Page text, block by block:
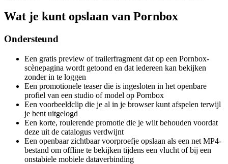
Wat je kunt opslaan van Pornbox
Ondersteund
Een gratis preview of trailerfragment dat op een Pornbox-
scènepagina wordt getoond en dat iedereen kan bekijken
zonder in te loggen
Een promotionele teaser die is ingesloten in het openbare
profiel van een studio of model op Pornbox
Een voorbeeldclip die je al in je browser kunt afspelen terwijl
je bent uitgelogd
Een korte, roulerende promotie die je wilt behouden voordat
deze uit de catalogus verdwijnt
Een openbaar zichtbaar voorproefje opslaan als een net MP4-
bestand om offline te bekijken tijdens een vlucht of bij een
onstabiele mobiele dataverbinding